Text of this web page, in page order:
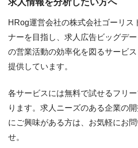
求人情報を分析したい方へ
HRog運営会社の株式会社ゴーリス
ナーを目指し、求人広告ビッグデ
の営業活動の効率化を図るサービ
提供しています。
各サービスには無料で試せるフリ
ります。求人ニーズのある企業の
にご興味がある方は、お気軽にお
せ。